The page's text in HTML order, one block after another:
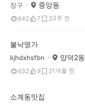
창구 중앙동
642 7 33주 전
불낙명가
kjhdxhsfbn 양덕2동
632 9 21개월 전
소계동맛집